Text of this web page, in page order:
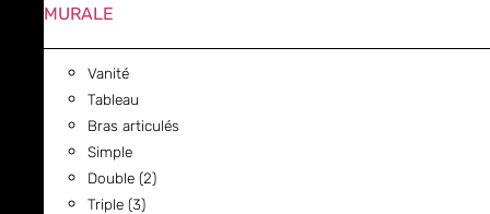
MURALE
Vanité
Tableau
Bras articulés
Simple
Double (2)
Triple (3)